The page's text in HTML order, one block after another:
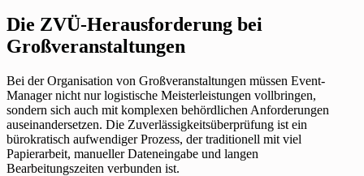
Die ZVÜ-Herausforderung bei
Großveranstaltungen
Bei der Organisation von Großveranstaltungen müssen Event-
Manager nicht nur logistische Meisterleistungen vollbringen,
sondern sich auch mit komplexen behördlichen Anforderungen
auseinandersetzen. Die Zuverlässigkeitsüberprüfung ist ein
bürokratisch aufwendiger Prozess, der traditionell mit viel
Papierarbeit, manueller Dateneingabe und langen
Bearbeitungszeiten verbunden ist.